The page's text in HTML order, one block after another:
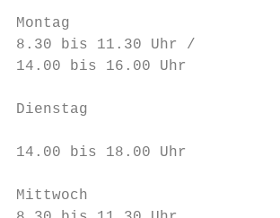
Montag
8.30 bis 11.30 Uhr /
14.00 bis 16.00 Uhr
Dienstag
14.00 bis 18.00 Uhr
Mittwoch